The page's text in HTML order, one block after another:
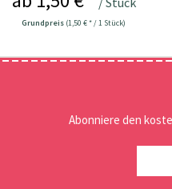
Grundpreis (1,50 € * / 1 Stück)
Abonniere den